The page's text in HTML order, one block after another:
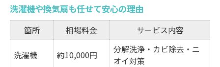
洗濯機や換気扇も任せて安心の理由
箇所 相場料金 サービス内容
洗濯機 約10,000円
分解洗浄・カビ除去・ニ
オイ対策